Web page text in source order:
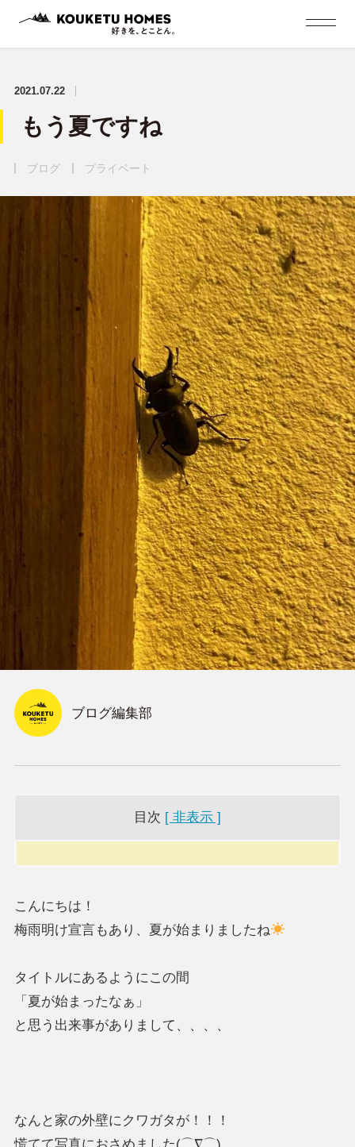
2021.07.22
もう夏ですね
ブログ プライベート
ブログ編集部
目次 [ 非表示 ]
こんにちは！
梅雨明け宣言もあり、夏が始まりましたね
タイトルにあるようにこの間
「夏が始まったなぁ」
と思う出来事がありまして、、、、
なんと家の外壁にクワガタが！！！